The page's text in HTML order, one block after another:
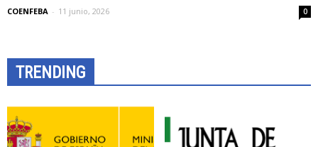
COENFEBA - 11 junio, 2026 0
TRENDING